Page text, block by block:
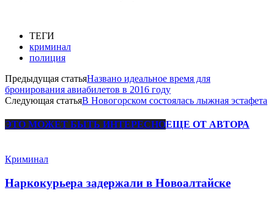
ТЕГИ
криминал
полиция
Предыдущая статьяНазвано идеальное время для
бронирования авиабилетов в 2016 году
Следующая статьяВ Новогорском состоялась лыжная эстафета
ЭТО МОЖЕТ БЫТЬ ИНТЕРЕСНОЕЩЕ ОТ АВТОРА
Криминал
Наркокурьера задержали в Новоалтайске